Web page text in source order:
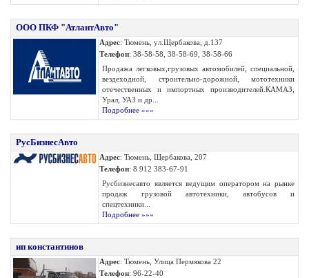
ООО ПКФ "АтлантАвто"
Адрес: Тюмень, ул.Щербакова, д.137
Телефон: 38-58-58, 38-58-69, 38-58-66
Продажа легковых,грузовых автомобилей, специальной,
вездеходной, строительно-дорожной, мототехники
отечественных и импортных производителей.КАМАЗ,
Урал, УАЗ и др...
Подробнее »»»
РусБизнесАвто
Адрес: Тюмень, Щербакова, 207
Телефон: 8 912 383-67-91
Русбизнесавто является ведущим оператором на рынке
продаж грузовой автотехники, автобусов и
спецтехники...
Подробнее »»»
ип константинов
Адрес: Тюмень, Улица Пермякова 22
Телефон: 96-22-40